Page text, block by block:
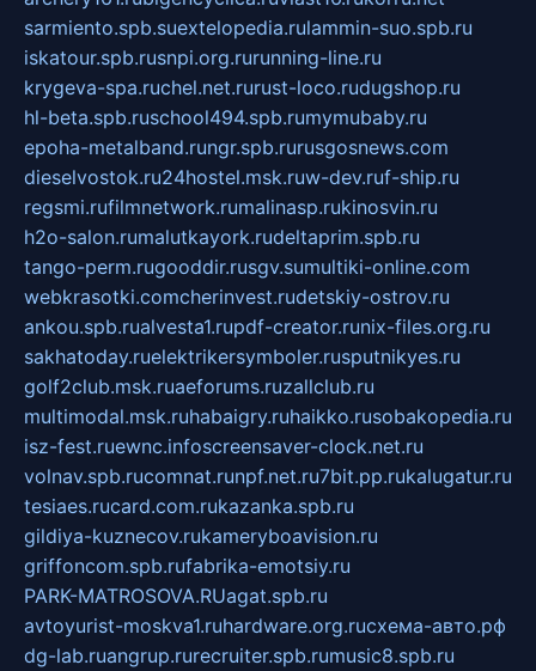
sarmiento.spb.suextelopedia.rulammin-suo.spb.ru
iskatour.spb.rusnpi.org.rurunning-line.ru
krygeva-spa.ruchel.net.rurust-loco.rudugshop.ru
hl-beta.spb.ruschool494.spb.rumymubaby.ru
epoha-metalband.rungr.spb.rurusgosnews.com
dieselvostok.ru24hostel.msk.ruw-dev.ruf-ship.ru
regsmi.rufilmnetwork.rumalinasp.rukinosvin.ru
h2o-salon.rumalutkayork.rudeltaprim.spb.ru
tango-perm.rugooddir.rusgv.sumultiki-online.com
webkrasotki.comcherinvest.rudetskiy-ostrov.ru
ankou.spb.rualvesta1.rupdf-creator.runix-files.org.ru
sakhatoday.ruelektrikersymboler.rusputnikyes.ru
golf2club.msk.ruaeforums.ruzallclub.ru
multimodal.msk.ruhabaigry.ruhaikko.rusobakopedia.ru
isz-fest.ruewnc.infoscreensaver-clock.net.ru
volnav.spb.rucomnat.runpf.net.ru7bit.pp.rukalugatur.ru
tesiaes.rucard.com.rukazanka.spb.ru
gildiya-kuznecov.rukameryboavision.ru
griffoncom.spb.rufabrika-emotsiy.ru
PARK-MATROSOVA.RUagat.spb.ru
avtoyurist-moskva1.ruhardware.org.ruсхема-авто.рф
dg-lab.ruangrup.rurecruiter.spb.rumusic8.spb.ru